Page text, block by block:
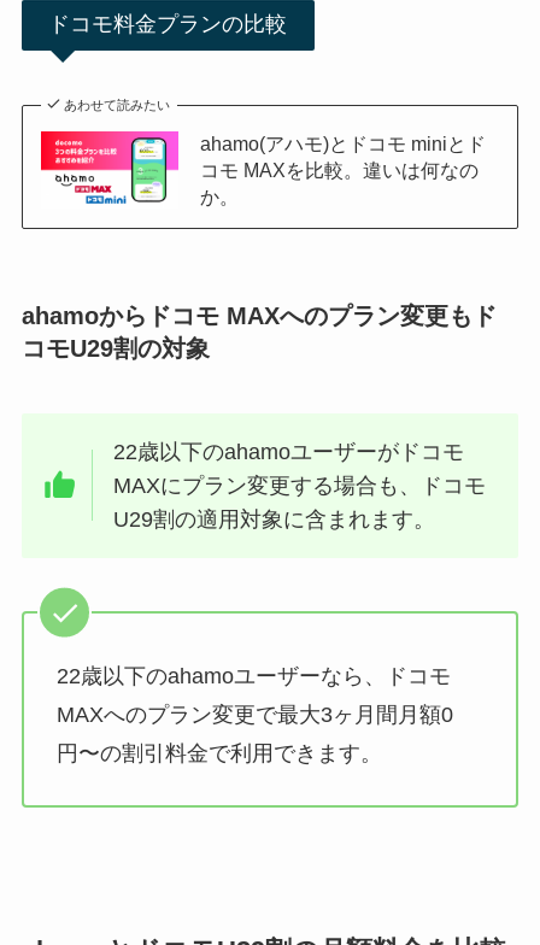
ドコモ料金プランの比較
あわせて読みたい
ahamo(アハモ)とドコモ miniとド
コモ MAXを比較。違いは何なの
か。
ahamoからドコモ MAXへのプラン変更もド
コモU29割の対象
22歳以下のahamoユーザーがドコモ
MAXにプラン変更する場合も、ドコモ
U29割の適用対象に含まれます。
22歳以下のahamoユーザーなら、ドコモ
MAXへのプラン変更で最大3ヶ月間月額0
円〜の割引料金で利用できます。